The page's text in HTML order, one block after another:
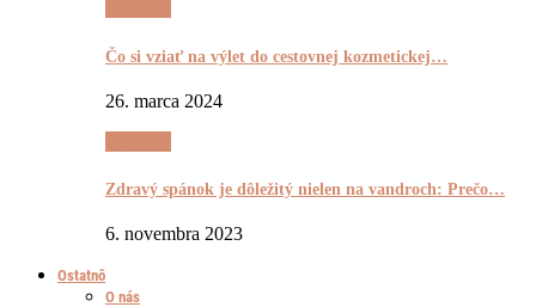
Čo si vziať na výlet do cestovnej kozmetickej…
26. marca 2024
Zdravý spánok je dôležitý nielen na vandroch: Prečo…
6. novembra 2023
Ostatnô
O nás